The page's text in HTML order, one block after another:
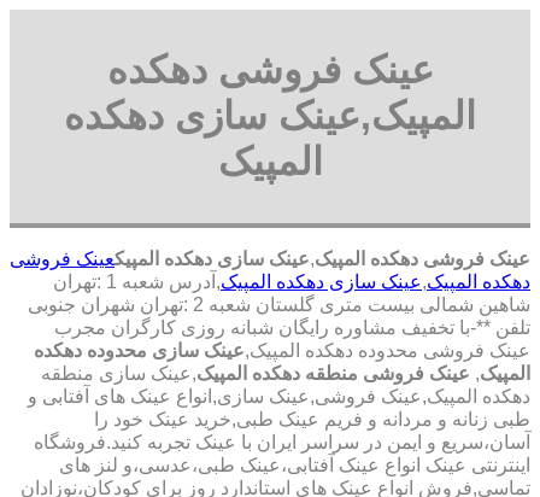
عینک فروشی دهکده
المپیک,عینک سازی دهکده
المپیک
عینک فروشی دهکده المپیک,عینک سازی دهکده المپیکعینک فروشی
دهکده المپیک,عینک سازی دهکده المپیک
,آدرس شعبه 1 :تهران
شاهین شمالی بیست متری گلستان شعبه 2 :تهران شهران جنوبی
تلفن **-با تخفیف مشاوره رایگان شبانه روزی کارگران مجرب
عینک فروشی محدوده دهکده المپیک,عینک سازی محدوده دهکده
المپیک, عینک فروشی منطقه دهکده المپیک,عینک سازی منطقه
دهکده المپیک,عینک فروشی,عینک سازی,انواع عینک های آفتابی و
طبی زنانه و مردانه و فریم عینک طبی,خرید عینک خود را
آسان،سریع و ایمن در سراسر ایران با عینک تجربه کنید.فروشگاه
اینترنتی عینک انواع عینک آفتابی،عینک طبی،عدسی،و لنز های
تماسی,فروش انواع عینک های استاندارد روز برای کودکان،نوزادان